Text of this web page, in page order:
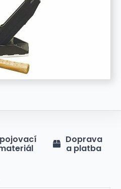
Doprava
a platba